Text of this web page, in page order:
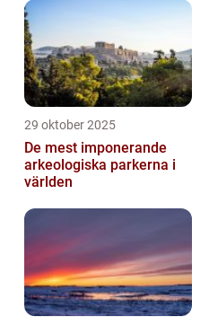
29 oktober 2025
De mest imponerande
arkeologiska parkerna i
världen